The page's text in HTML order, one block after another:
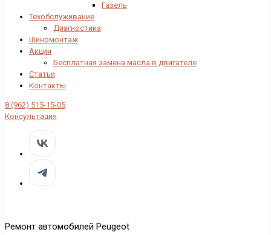
Газель
Техобслуживание
Диагностика
Шиномонтаж
Акции
Бесплатная замена масла в двигателе
Статьи
Контакты
8 (962) 515-15-05
Консультация
Ремонт автомобилей Peugeot